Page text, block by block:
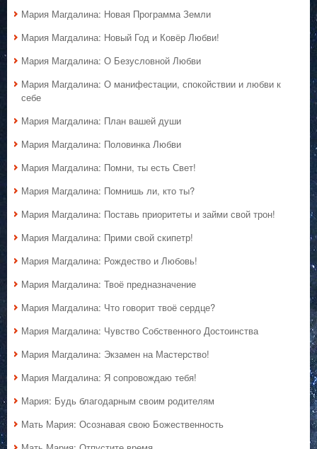
Мария Магдалина: Новая Программа Земли
Мария Магдалина: Новый Год и Ковёр Любви!
Мария Магдалина: О Безусловной Любви
Мария Магдалина: О манифестации, спокойствии и любви к
себе
Мария Магдалина: План вашей души
Мария Магдалина: Половинка Любви
Мария Магдалина: Помни, ты есть Свет!
Мария Магдалина: Помнишь ли, кто ты?
Мария Магдалина: Поставь приоритеты и займи свой трон!
Мария Магдалина: Прими свой скипетр!
Мария Магдалина: Рождество и Любовь!
Мария Магдалина: Твоё предназначение
Мария Магдалина: Что говорит твоё сердце?
Мария Магдалина: Чувство Собственного Достоинства
Мария Магдалина: Экзамен на Мастерство!
Мария Магдалина: Я сопровождаю тебя!
Мария: Будь благодарным своим родителям
Мать Мария: Осознавая свою Божественность